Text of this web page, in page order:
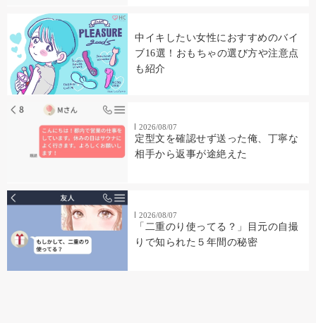
中イキしたい女性におすすめのバイ
ブ16選！おもちゃの選び方や注意点
も紹介
2026/08/07
定型文を確認せず送った俺、丁寧な
相手から返事が途絶えた
2026/08/07
「二重のり使ってる？」目元の自撮
りで知られた５年間の秘密